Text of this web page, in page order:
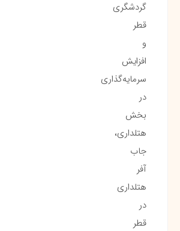
گردشگری
قطر
و
افزایش
سرمایه‌گذاری
در
بخش
هتلداری،
جاب
آفر
هتلداری
در
قطر